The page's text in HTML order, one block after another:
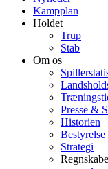
Kampplan
Holdet
Trup
Stab
Om os
Presse &
Historien
Bestyrelse
Strategi